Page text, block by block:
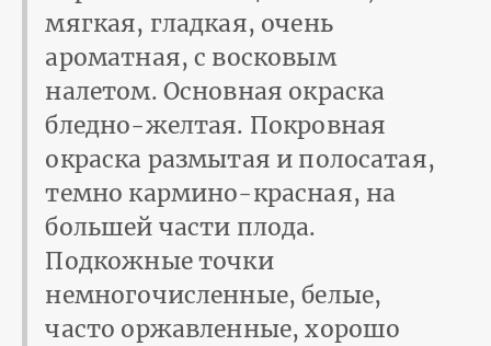
мягкая, гладкая, очень
ароматная, с восковым
налетом. Основная окраска
бледно-желтая. Покровная
окраска размытая и полосатая,
темно кармино-красная, на
большей части плода.
Подкожные точки
немногочисленные, белые,
часто оржавленные, хорошо